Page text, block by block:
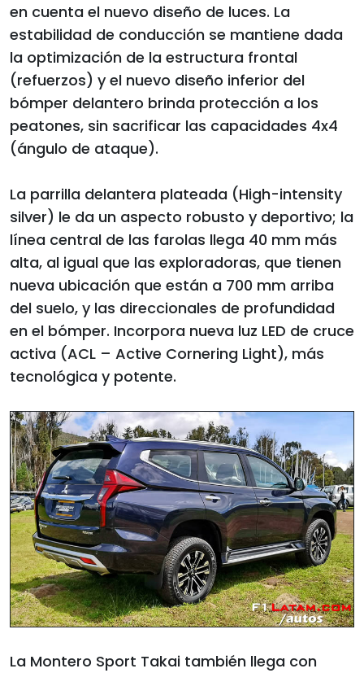
en cuenta el nuevo diseño de luces. La
estabilidad de conducción se mantiene dada
la optimización de la estructura frontal
(refuerzos) y el nuevo diseño inferior del
bómper delantero brinda protección a los
peatones, sin sacrificar las capacidades 4x4
(ángulo de ataque).
La parrilla delantera plateada (High-intensity
silver) le da un aspecto robusto y deportivo; la
línea central de las farolas llega 40 mm más
alta, al igual que las exploradoras, que tienen
nueva ubicación que están a 700 mm arriba
del suelo, y las direccionales de profundidad
en el bómper. Incorpora nueva luz LED de cruce
activa (ACL – Active Cornering Light), más
tecnológica y potente.
La Montero Sport Takai también llega con